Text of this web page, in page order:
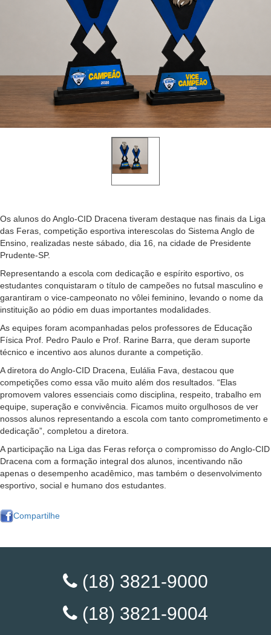
Os alunos do Anglo-CID Dracena tiveram destaque nas finais da Liga
das Feras, competição esportiva interescolas do Sistema Anglo de
Ensino, realizadas neste sábado, dia 16, na cidade de Presidente
Prudente-SP.
Representando a escola com dedicação e espírito esportivo, os
estudantes conquistaram o título de campeões no futsal masculino e
garantiram o vice-campeonato no vôlei feminino, levando o nome da
instituição ao pódio em duas importantes modalidades.
As equipes foram acompanhadas pelos professores de Educação
Física Prof. Pedro Paulo e Prof. Rarine Barra, que deram suporte
técnico e incentivo aos alunos durante a competição.
A diretora do Anglo-CID Dracena, Eulália Fava, destacou que
competições como essa vão muito além dos resultados. “Elas
promovem valores essenciais como disciplina, respeito, trabalho em
equipe, superação e convivência. Ficamos muito orgulhosos de ver
nossos alunos representando a escola com tanto comprometimento e
dedicação”, completou a diretora.
A participação na Liga das Feras reforça o compromisso do Anglo-CID
Dracena com a formação integral dos alunos, incentivando não
apenas o desempenho acadêmico, mas também o desenvolvimento
esportivo, social e humano dos estudantes.
Compartilhe
(18) 3821-9000
(18) 3821-9004